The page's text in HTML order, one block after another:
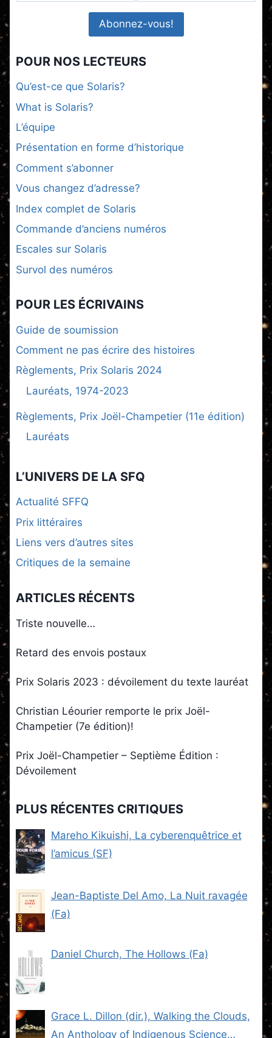
POUR NOS LECTEURS
Qu’est-ce que Solaris?
What is Solaris?
L’équipe
Présentation en forme d’historique
Comment s’abonner
Vous changez d’adresse?
Index complet de Solaris
Commande d’anciens numéros
Escales sur Solaris
Survol des numéros
POUR LES ÉCRIVAINS
Guide de soumission
Comment ne pas écrire des histoires
Règlements, Prix Solaris 2024
Lauréats, 1974-2023
Règlements, Prix Joël-Champetier (11e édition)
Lauréats
L’UNIVERS DE LA SFQ
Actualité SFFQ
Prix littéraires
Liens vers d’autres sites
Critiques de la semaine
ARTICLES RÉCENTS
Triste nouvelle…
Retard des envois postaux
Prix Solaris 2023 : dévoilement du texte lauréat
Christian Léourier remporte le prix Joël-
Champetier (7e édition)!
Prix Joël-Champetier – Septième Édition :
Dévoilement
PLUS RÉCENTES CRITIQUES
Mareho Kikuishi, La cyberenquêtrice et
l’amicus (SF)
Jean-Baptiste Del Amo, La Nuit ravagée
(Fa)
Daniel Church, The Hollows (Fa)
Grace L. Dillon (dir.), Walking the Clouds,
An Anthology of Indigenous Science